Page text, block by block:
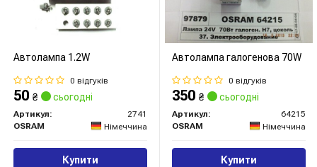
Автолампа 1.2W
0 відгуків
50 ₴ сьогодні
Артикул:
2741
OSRAM
Німеччина
Купити
Автолампа галогенова 70W
0 відгуків
350 ₴ сьогодні
Артикул:
64215
OSRAM
Німеччина
Купити